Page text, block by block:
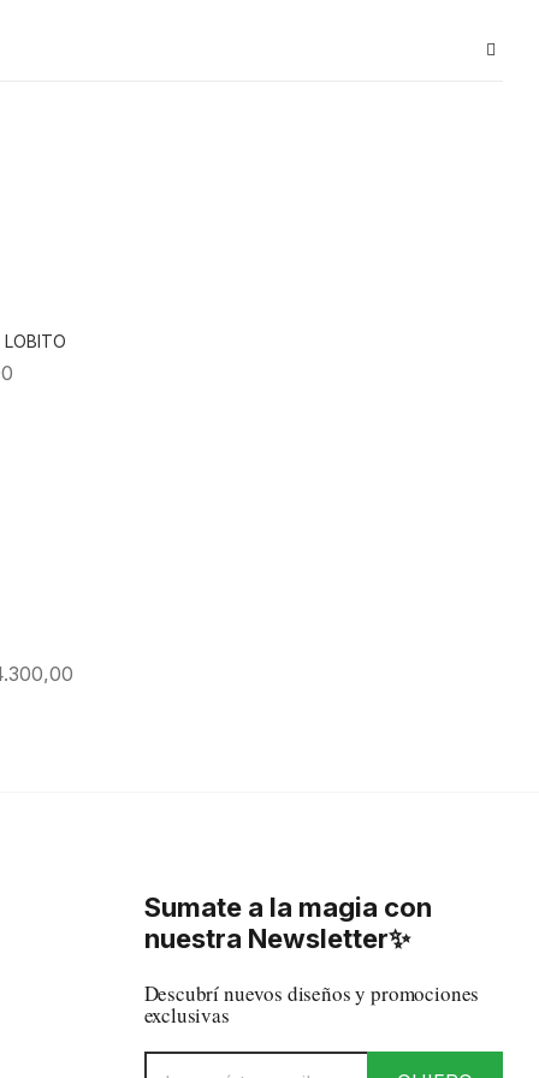
LOBITO
Sumate a la magia con
nuestra Newsletter✨
Descubrí nuevos diseños y promociones
exclusivas